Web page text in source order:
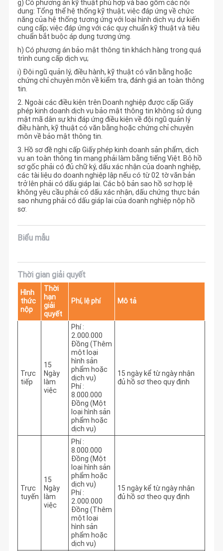
g) Có phương án kỹ thuật phù hợp và bao gồm các nội
dung: Tổng thể hệ thống kỹ thuật; việc đáp ứng về chức
năng của hệ thống tương ứng với loại hình dịch vụ dự kiến
cung cấp; việc đáp ứng với các quy chuẩn kỹ thuật và tiêu
chuẩn bắt buộc áp dụng tương ứng.
h) Có phương án bảo mật thông tin khách hàng trong quá
trình cung cấp dịch vụ;
i) Đội ngũ quản lý, điều hành, kỹ thuật có văn bằng hoặc
chứng chỉ chuyên môn về kiểm tra, đánh giá an toàn thông
tin.
2. Ngoài các điều kiện trên Doanh nghiệp được cấp Giấy
phép kinh doanh dịch vụ bảo mật thông tin không sử dụng
mật mã dân sự khi đáp ứng điều kiện về đội ngũ quản lý
điều hành, kỹ thuật có văn bằng hoặc chứng chỉ chuyên
môn về bảo mật thông tin.
3. Hồ sơ đề nghị cấp Giấy phép kinh doanh sản phẩm, dịch
vụ an toàn thông tin mạng phải làm bằng tiếng Việt. Bộ hồ
sơ gốc phải có đủ chữ ký, dấu xác nhận của doanh nghiệp,
các tài liệu do doanh nghiệp lập nếu có từ 02 tờ văn bản
trở lên phải có dấu giáp lai. Các bộ bản sao hồ sơ hợp lệ
không yêu cầu phải có dấu xác nhận, dấu chứng thực bản
sao nhưng phải có dấu giáp lai của doanh nghiệp nộp hồ
sơ.
Biểu mẫu
Thời gian giải quyết
Hình
thức
nộp
Thời
hạn
giải
quyết
Phí, lệ phí Mô tả
Trực
tiếp
15
Ngày
làm
việc
Phí :
2.000.000
Đồng (Thêm
một loại
hình sản
phẩm hoặc
dịch vụ)
Phí :
8.000.000
Đồng (Một
loại hình sản
phẩm hoặc
dịch vụ)
15 ngày kể từ ngày nhận
đủ hồ sơ theo quy định
Trực
tuyến
15
Ngày
làm
việc
Phí :
8.000.000
Đồng (Một
loại hình sản
phẩm hoặc
dịch vụ)
Phí :
2.000.000
Đồng (Thêm
một loại
hình sản
phẩm hoặc
dịch vụ)
15 ngày kể từ ngày nhận
đủ hồ sơ theo quy định